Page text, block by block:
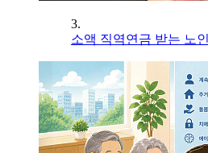
3.
소액 직역연금 받는 노